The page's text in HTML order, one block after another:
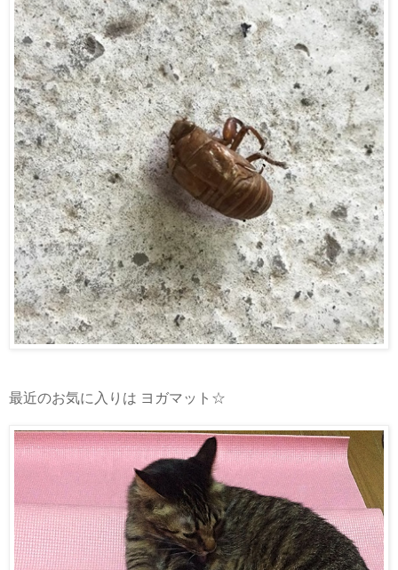
最近のお気に入りは ヨガマット☆